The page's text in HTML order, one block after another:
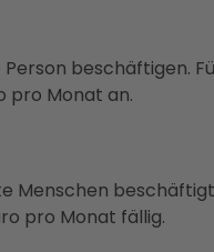
beschäftigen.
pro Monat an.
Menschen
pro Monat fällig.